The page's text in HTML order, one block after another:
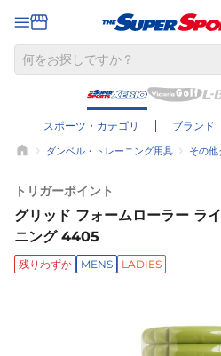
スポーツ・カテゴリ ブランド
ダンベル・トレーニング用具 その
トリガーポイント
グリッド フォームローラー ラ
ニング 4405
残りわずか MENS LADIES